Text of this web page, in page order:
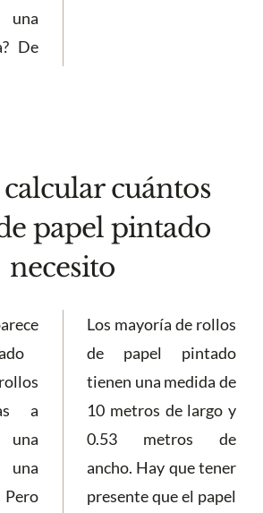
una
De
cuántos
papel pintado
necesito
a
una
Los mayoría de rollos
de papel pintado
tienen una medida de
10 metros de largo y
0.53 metros de
ancho. Hay que tener
presente que el papel